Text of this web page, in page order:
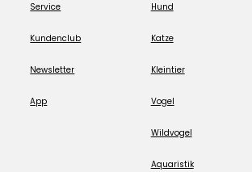
Service
Kundenclub
Newsletter
App
Hund
Katze
Kleintier
Vogel
Wildvogel
Aquaristik